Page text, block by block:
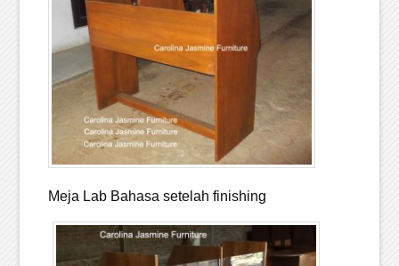
Meja Lab Bahasa setelah finishing